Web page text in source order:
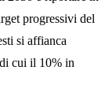
progressivi del
si affianca
cui il 10% in